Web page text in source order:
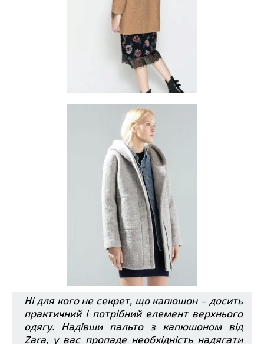
Ні для кого не секрет, що капюшон – досить
практичний і потрібний елемент верхнього
одягу. Надівши пальто з капюшоном від
Zara, у вас пропаде необхідність надягати